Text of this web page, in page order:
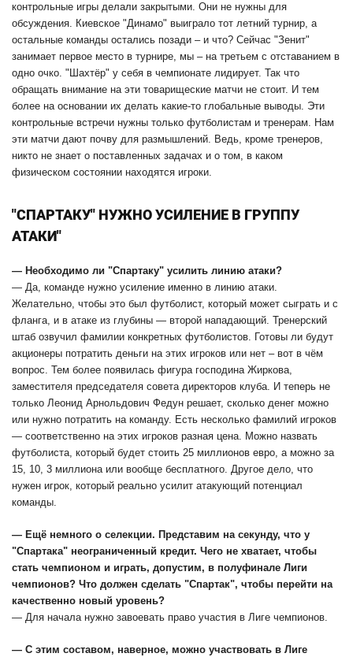
контрольные игры делали закрытыми. Они не нужны для
обсуждения. Киевское "Динамо" выиграло тот летний турнир, а
остальные команды остались позади – и что? Сейчас "Зенит"
занимает первое место в турнире, мы – на третьем с отставанием в
одно очко. "Шахтёр" у себя в чемпионате лидирует. Так что
обращать внимание на эти товарищеские матчи не стоит. И тем
более на основании их делать какие-то глобальные выводы. Эти
контрольные встречи нужны только футболистам и тренерам. Нам
эти матчи дают почву для размышлений. Ведь, кроме тренеров,
никто не знает о поставленных задачах и о том, в каком
физическом состоянии находятся игроки.
"СПАРТАКУ" НУЖНО УСИЛЕНИЕ В ГРУППУ
АТАКИ"
— Необходимо ли "Спартаку" усилить линию атаки?
— Да, команде нужно усиление именно в линию атаки.
Желательно, чтобы это был футболист, который может сыграть и с
фланга, и в атаке из глубины — второй нападающий. Тренерский
штаб озвучил фамилии конкретных футболистов. Готовы ли будут
акционеры потратить деньги на этих игроков или нет – вот в чём
вопрос. Тем более появилась фигура господина Жиркова,
заместителя председателя совета директоров клуба. И теперь не
только Леонид Арнольдович Федун решает, сколько денег можно
или нужно потратить на команду. Есть несколько фамилий игроков
— соответственно на этих игроков разная цена. Можно назвать
футболиста, который будет стоить 25 миллионов евро, а можно за
15, 10, 3 миллиона или вообще бесплатного. Другое дело, что
нужен игрок, который реально усилит атакующий потенциал
команды.
— Ещё немного о селекции. Представим на секунду, что у
"Спартака" неограниченный кредит. Чего не хватает, чтобы
стать чемпионом и играть, допустим, в полуфинале Лиги
чемпионов? Что должен сделать "Спартак", чтобы перейти на
качественно новый уровень?
— Для начала нужно завоевать право участия в Лиге чемпионов.
— С этим составом, наверное, можно участвовать в Лиге